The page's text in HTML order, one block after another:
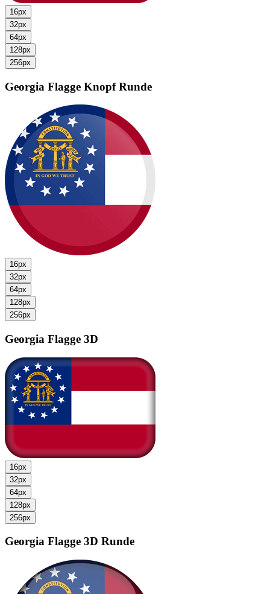
16px
32px
64px
128px
256px
Georgia Flagge Knopf Runde
16px
32px
64px
128px
256px
Georgia Flagge 3D
16px
32px
64px
128px
256px
Georgia Flagge 3D Runde